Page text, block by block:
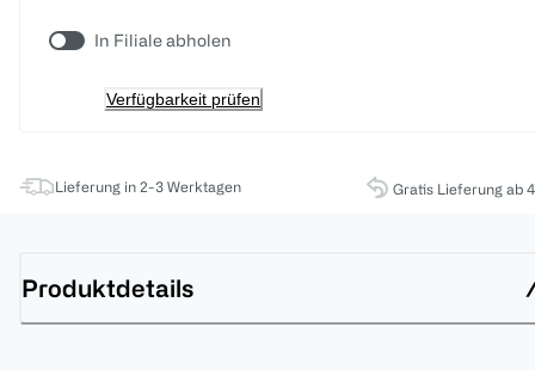
In Filiale abholen
Verfügbarkeit prüfen
Lieferung in 2-3 Werktagen Gratis Lieferung ab
Produktdetails